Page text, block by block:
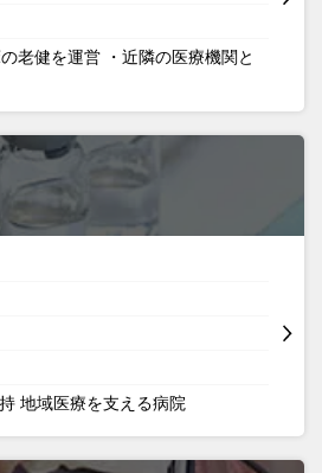
老健を運営 ・近隣の医療機関と
地域医療を支える病院